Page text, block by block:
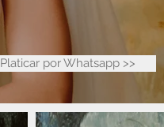
Platicar por Whatsapp >>